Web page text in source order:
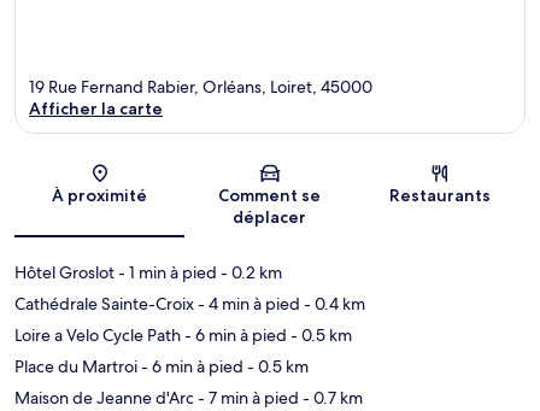
Carte
19 Rue Fernand Rabier, Orléans, Loiret, 45000
Afficher la carte
À proximité
Comment se
déplacer
Restaurants
Hôtel Groslot- 1 min à pied - 0.2 km
Cathédrale Sainte-Croix- 4 min à pied - 0.4 km
Loire a Velo Cycle Path- 6 min à pied - 0.5 km
Place du Martroi- 6 min à pied - 0.5 km
Maison de Jeanne d'Arc- 7 min à pied - 0.7 km